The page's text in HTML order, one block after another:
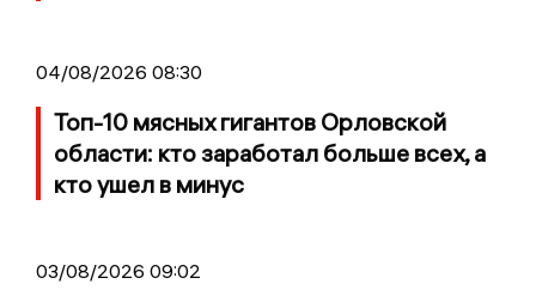
04/08/2026 08:30
Топ-10 мясных гигантов Орловской
области: кто заработал больше всех, а
кто ушел в минус
03/08/2026 09:02